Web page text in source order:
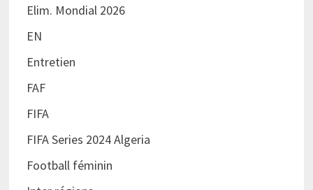
Elim. Mondial 2026
EN
Entretien
FAF
FIFA
FIFA Series 2024 Algeria
Football féminin